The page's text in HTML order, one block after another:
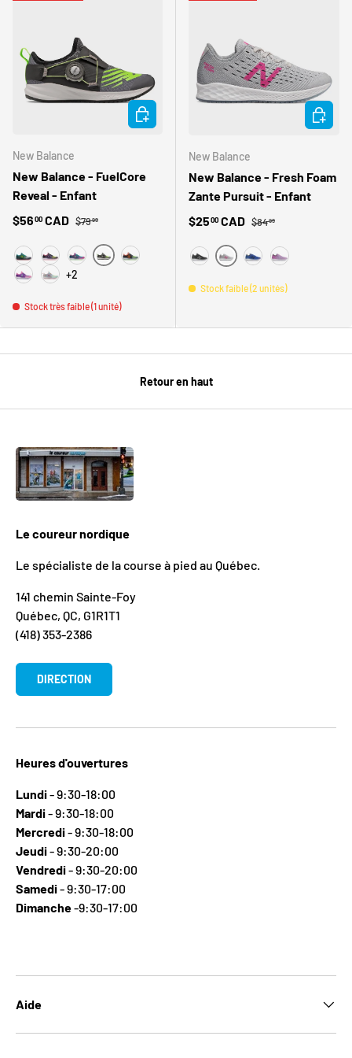
New Balance
New Balance - FuelCore
Reveal - Enfant
Prix soldé
$5600 CAD Prix habituel
$7999
CE CB CP DB
CG
CC
LM
+2
Stock très faible (1 unité)
CHOISIR LES OPTIONS
New Balance
New Balance - Fresh Foam
Zante Pursuit - Enfant
Prix soldé
$2500 CAD Prix habituel
$8499
BK PA PV VV
Stock faible (2 unités)
Retour en haut
Le coureur nordique
Le spécialiste de la course à pied au Québec.
141 chemin Sainte-Foy
Québec, QC, G1R1T1
(418) 353-2386
DIRECTION
Heures d'ouvertures
Lundi- 9:30-18:00
Mardi- 9:30-18:00
Mercredi- 9:30-18:00
Jeudi- 9:30-20:00
Vendredi- 9:30-20:00
Samedi- 9:30-17:00
Dimanche-9:30-17:00
Aide